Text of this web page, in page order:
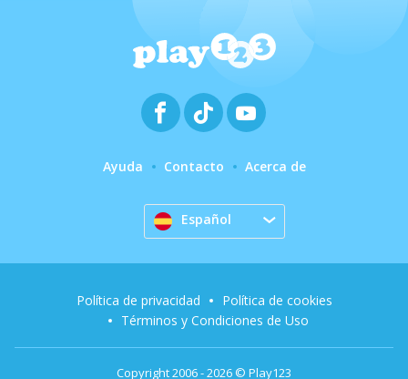
Ayuda Contacto Acerca de
Español
Copyright 2006 - 2026 © Play123
Política de privacidad
Política de cookies
Términos y Condiciones de Uso